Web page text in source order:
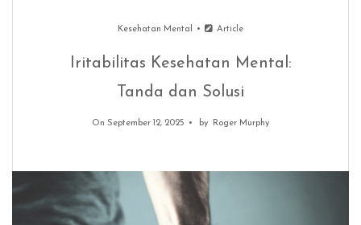
Kesehatan Mental Article
Iritabilitas Kesehatan Mental:
Tanda dan Solusi
On September 12, 2025 by Roger Murphy